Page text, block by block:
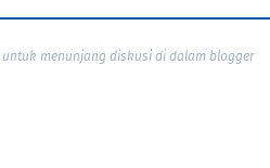
menunjang diskusi di dalam blogger